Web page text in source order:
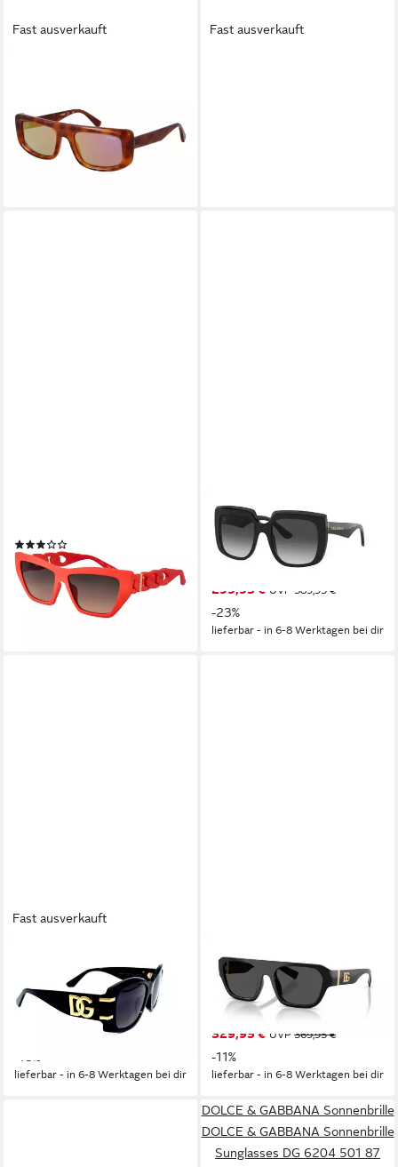
Fast ausverkauft
63,95 € UVP105,00 €
-39%
lieferbar - in 2-3 Werktagen bei dir
Fast ausverkauft
ab 56,25 € UVP140,00 €
-60%
lieferbar - in 2-3 Werktagen bei dir
DOLCE & GABBANA
Sonnenbrille DOLCE &
GABBANA Sonnenbrille
Sunglasses DG 4414 501 8G
299,95 € UVP 389,95 €
-23%
lieferbar - in 6-8 Werktagen bei dir
Fast ausverkauft
Sonnenbrille DOLCE &
GABBANA Sonnenbrille
Sunglasses DG 4501 501 8G
329,95 €
lieferbar - in 6-8 Werktagen bei dir
Sonnenbrille DOLCE &
GABBANA Sonnenbrille
Sunglasses DG 6206 501 87
329,95 € UVP 369,95 €
-11%
lieferbar - in 6-8 Werktagen bei dir
DOLCE & GABBANA Sonnenbrille
DOLCE & GABBANA Sonnenbrille
Sunglasses DG 6204 501 87